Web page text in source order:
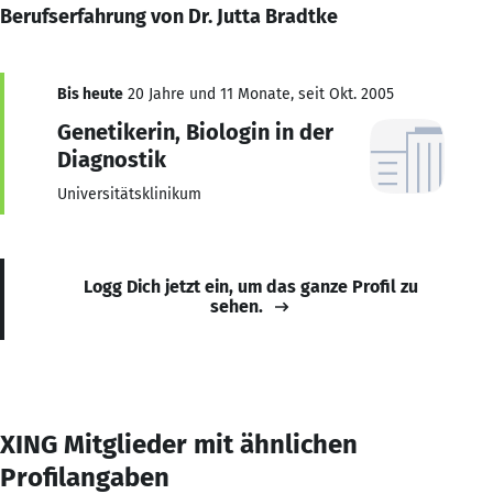
Berufserfahrung von Dr. Jutta Bradtke
Bis heute 20 Jahre und 11 Monate, seit Okt. 2005
Genetikerin, Biologin in der
Diagnostik
Universitätsklinikum
Logg Dich jetzt ein, um das ganze Profil zu
sehen.
XING Mitglieder mit ähnlichen
Profilangaben